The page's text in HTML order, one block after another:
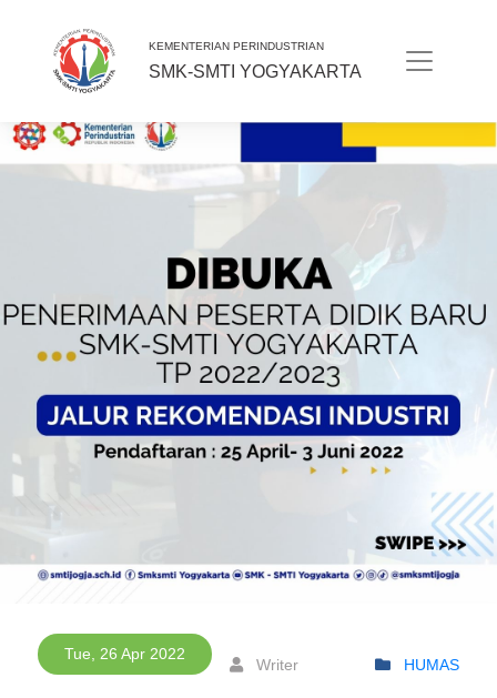
KEMENTERIAN PERINDUSTRIAN
SMK-SMTI YOGYAKARTA
Tue, 26 Apr 2022
Writer HUMAS